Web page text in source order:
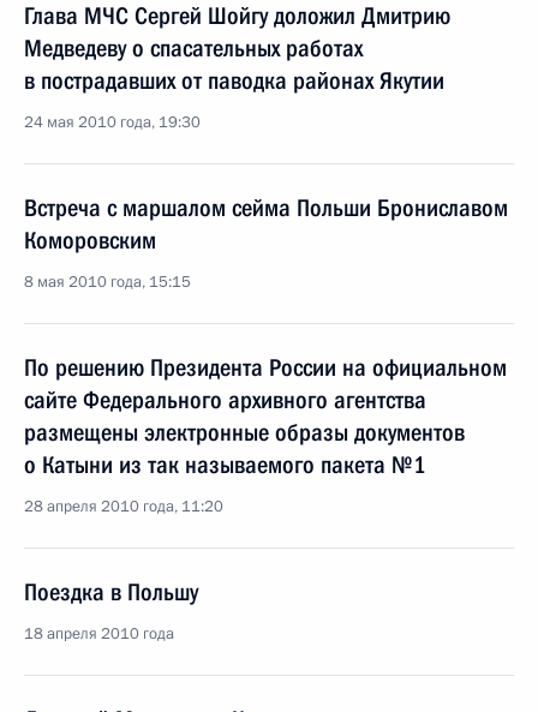
Глава МЧС Сергей Шойгу доложил Дмитрию
Медведеву о спасательных работах
в пострадавших от паводка районах Якутии
24 мая 2010 года, 19:30
Встреча с маршалом сейма Польши Брониславом
Коморовским
8 мая 2010 года, 15:15
По решению Президента России на официальном
сайте Федерального архивного агентства
размещены электронные образы документов
о Катыни из так называемого пакета №1
28 апреля 2010 года, 11:20
Поездка в Польшу
18 апреля 2010 года